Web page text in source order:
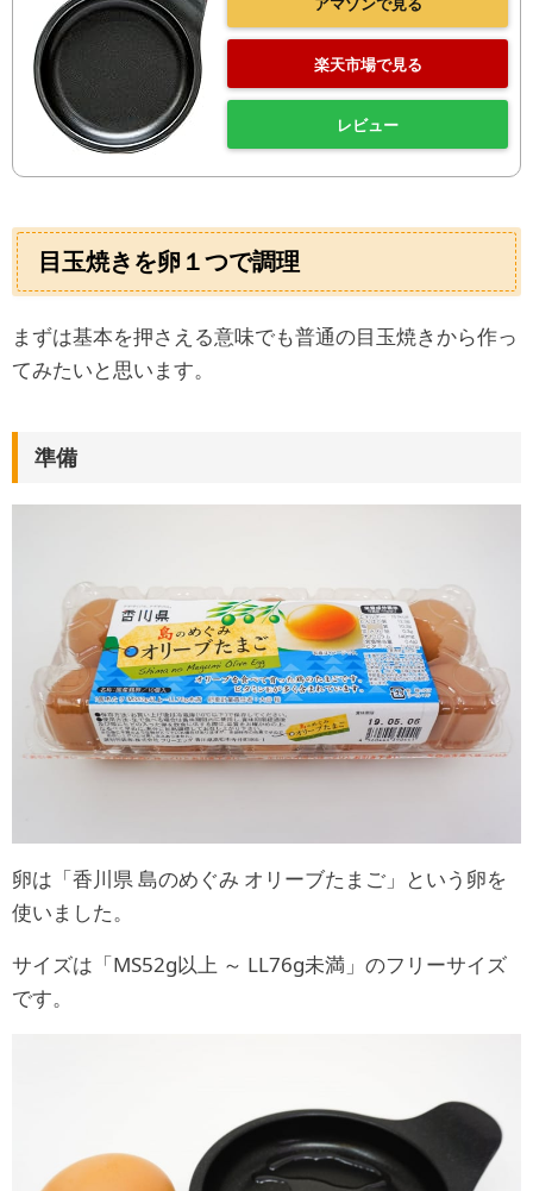
楽天市場で見る
レビュー
目玉焼きを卵１つで調理
まずは基本を押さえる意味でも普通の目玉焼きから作っ
てみたいと思います。
準備
卵は「香川県 島のめぐみ オリーブたまご」という卵を
使いました。
サイズは「MS52g以上 ～ LL76g未満」のフリーサイズ
です。